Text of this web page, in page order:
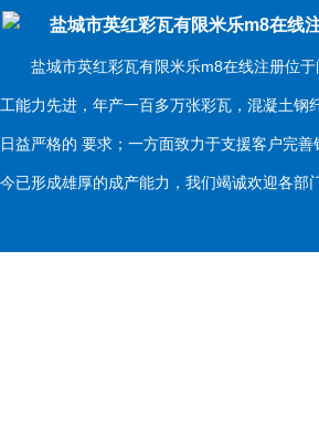
盐城市英红彩瓦有限米乐m8在线
盐城市英红彩瓦有限米乐m8在线注册位于
工能力先进，年产一百多万张彩瓦，混凝土
日益严格的 要求；一方面致力于支援客户
今已形成雄厚的成产能力，我们竭诚欢迎各